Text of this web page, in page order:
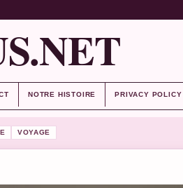
NOTRE HISTOIRE PRIVACY POLICY
VOYAGE